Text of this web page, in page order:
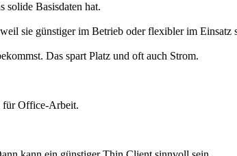
Basisdaten hat.
sie günstiger im Betrieb oder flexibler im Einsatz
Das spart Platz und oft auch Strom.
für Office-Arbeit.